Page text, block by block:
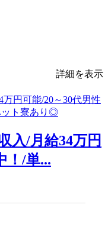
詳細を表示
入/月給34万円
！/単...